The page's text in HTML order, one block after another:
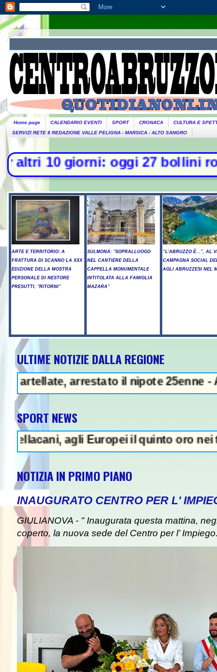
Home page CALENDARIO EVENTI SPORT CRONACA
CULTURA E
SERVIZI RETE 8 REDAZIONE VALLE PELIGNA - MARSICA - ALTO SANGRO
oggi 27 bollini rossi,
ARTE E TERRITORIO: A
FRATTURA DI SCANNO LA XXX
EDIZIONE DELLA MOSTRA
PERSONALE DI NESTORE
PRESUTTI, "RITORNI"
SULMONA: "SOPRALLUOGO
NEL CANTIERE DELLA
CAPPELLA MONUMENTALE
INTITOLATA ALLA FAMIGLIA
MAZARA"
“L’ABRUZZO È…”, AL
CAMPAGNA SOCIAL
AGLI ABRUZZESI NEL
ULTIME NOTIZIE DALLA REGIONE
arrestato il nipote 25enne - A
SPORT NEWS
agli Europei il quinto oro nei tuffi
NOTIZIA IN PRIMO PIANO
INAUGURATO CENTRO PER L'
GIULIANOVA - " Inaugurata questa mattina,
coperto, la nuova sede del Centro per l’
- Arresto illegale e